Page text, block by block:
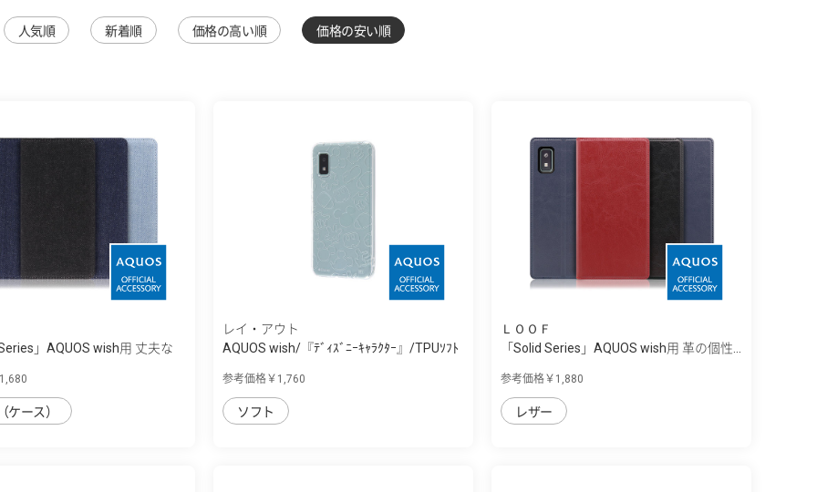
人気順 新着順 価格の高い順 価格の安い順
」AQUOS wish用 丈夫な
ケース）
レイ・アウト
AQUOS wish/『ﾃﾞｨｽﾞﾆｰｷｬﾗｸﾀｰ』/TPUｿﾌﾄ
参考価格￥1,760
ソフト
ＬＯＯＦ
「Solid Series」AQUOS wish用 革の個性...
参考価格￥1,880
レザー